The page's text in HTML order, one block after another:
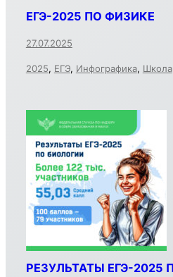
ЕГЭ-2025 ПО ФИЗИКЕ
27.07.2025
2025, ЕГЭ, Инфографика, Школа
РЕЗУЛЬТАТЫ ЕГЭ-2025